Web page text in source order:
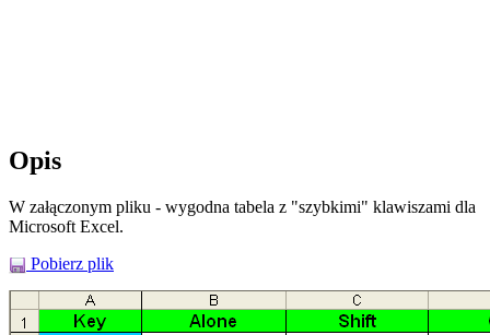
Opis
W załączonym pliku - wygodna tabela z "szybkimi" klawiszami dla
Microsoft Excel.
Pobierz plik